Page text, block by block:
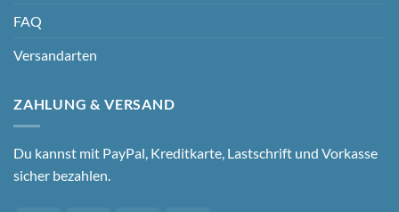
FAQ
Versandarten
ZAHLUNG & VERSAND
Du kannst mit PayPal, Kreditkarte, Lastschrift und Vorkasse
sicher bezahlen.